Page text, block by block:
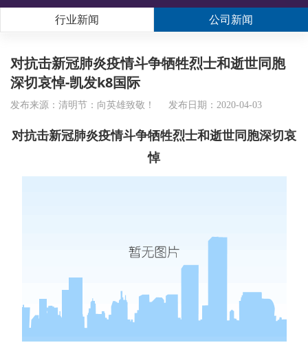
行业新闻 公司新闻
对抗击新冠肺炎疫情斗争牺牲烈士和逝世同胞
深切哀悼-凯发k8国际
发布来源：清明节：向英雄致敬！ 发布日期：2020-04-03
对抗击新冠肺炎疫情斗争牺牲烈士和逝世同胞深切哀
悼